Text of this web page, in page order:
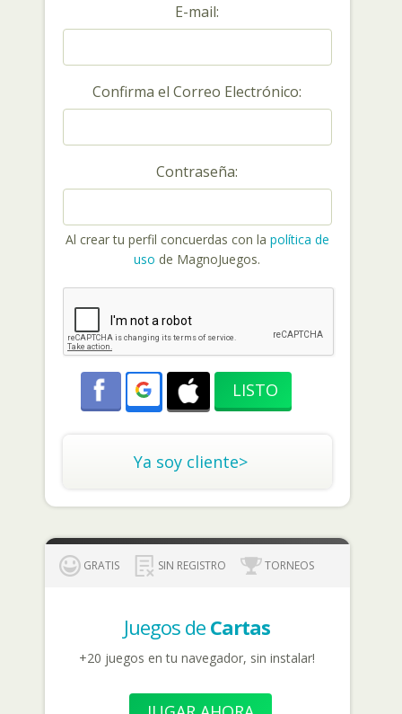
E-mail:
Confirma el Correo Electrónico:
Contraseña:
Al crear tu perfil concuerdas con la política de
uso de MagnoJuegos.
Ya soy cliente>
GRATIS SIN REGISTRO TORNEOS
Juegos de Cartas
+20 juegos en tu navegador, sin instalar!